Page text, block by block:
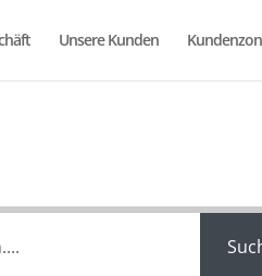
Unsere Kunden